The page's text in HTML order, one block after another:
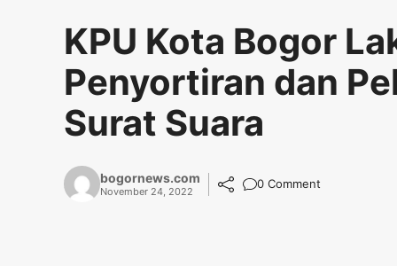
KPU Kota Bogor
Penyortiran dan
Surat Suara
bogornews.com
November 24, 2022
0 Comment